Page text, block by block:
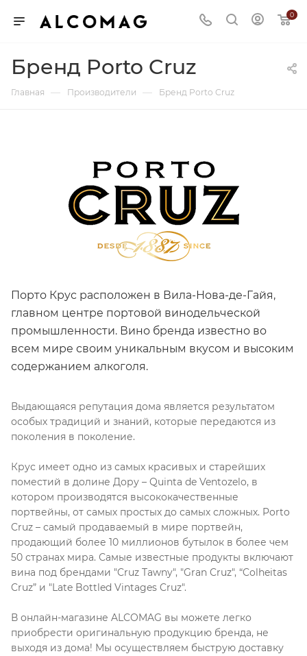
0
Бренд Porto Cruz
Главная — Производители — Бренд Porto Cruz
Порто Крус расположен в Вила-Нова-де-Гайя,
главном центре портовой винодельческой
промышленности. Вино бренда известно во
всем мире своим уникальным вкусом и высоким
содержанием алкоголя.
Выдающаяся репутация дома является результатом
особых традиций и знаний, которые передаются из
поколения в поколение.
Крус имеет одно из самых красивых и старейших
поместий в долине Дору – Quinta de Ventozelo, в
котором производятся высококачественные
портвейны, от самых простых до самых сложных. Porto
Cruz – самый продаваемый в мире портвейн,
продающий более 10 миллионов бутылок в более чем
50 странах мира. Самые известные продукты включают
вина под брендами "Cruz Tawny", "Gran Cruz", “Colheitas
Cruz” и "Late Bottled Vintages Cruz".
В онлайн-магазине ALCOMAG вы можете легко
приобрести оригинальную продукцию бренда, не
выходя из дома! Мы осуществляем быструю доставку